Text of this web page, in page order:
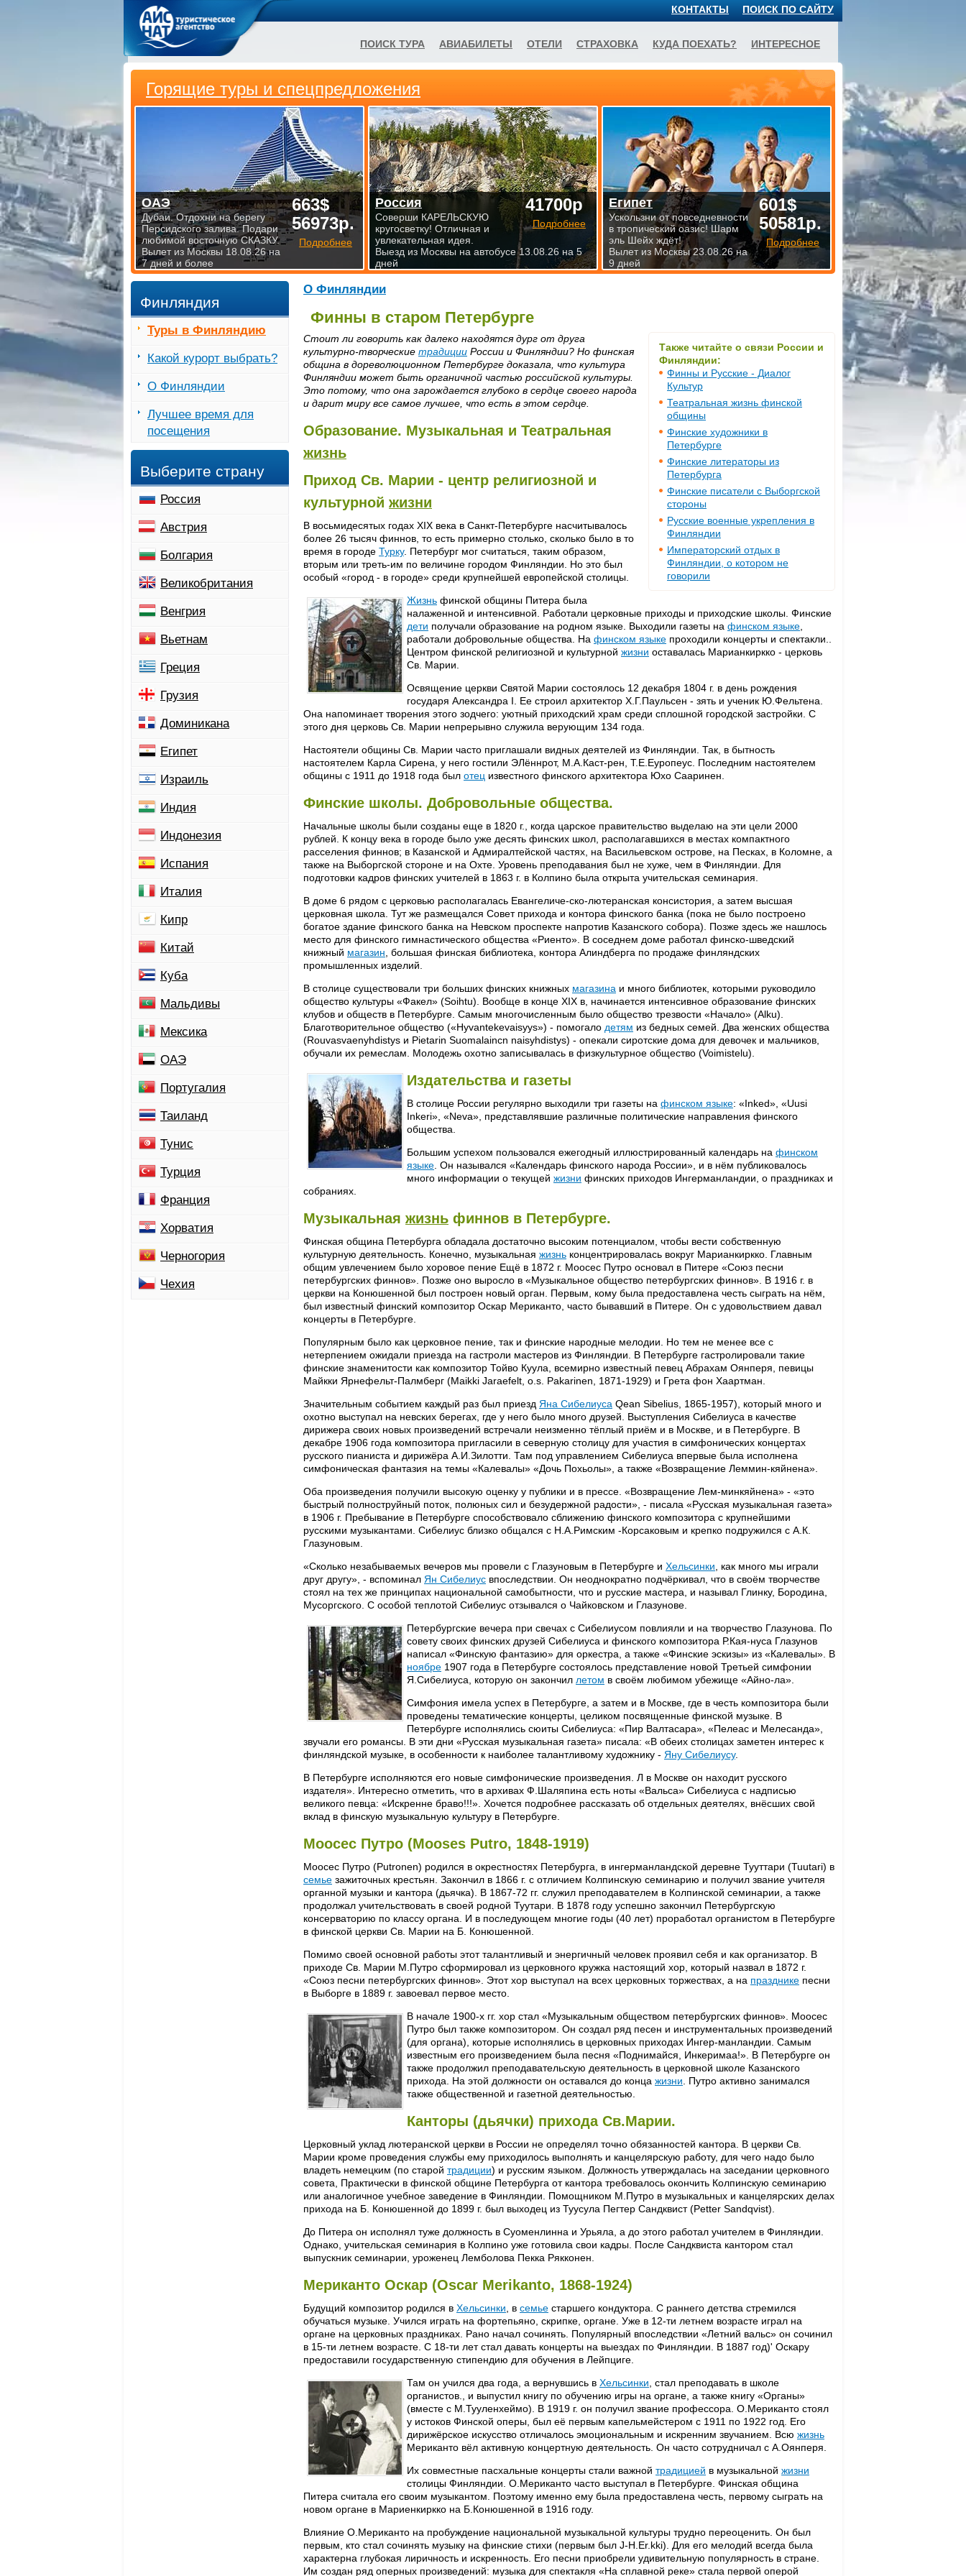
О Финляндии
Финны в старом Петербурге
Также читайте о связи России и
Финляндии:
Финны и Русские - Диалог
Культур
Театральная жизнь финской
общины
Финские художники в
Петербурге
Финские литераторы из
Петербурга
Финские писатели с Выборгской
стороны
Русские военные укрепления в
Финляндии
Императорский отдых в
Финляндии, о котором не
говорили
Стоит ли говорить как далеко находятся дург от друга
культурно-творческие традиции России и Финляндии? Но финская
община в дореволюционном Петербурге доказала, что культура
Финляндии может быть органичной частью российской культуры.
Это потому, что она зарождается глубоко в сердце своего народа
и дарит миру все самое лучшее, что есть в этом сердце.
Образование. Музыкальная и Театральная
жизнь
Приход Св. Марии - центр религиозной и
культурной жизни
В восьмидесятых годах XIX века в Санкт-Петербурге насчитывалось
более 26 тысяч финнов, то есть примерно столько, сколько было в то
время в городе Турку. Петербург мог считаться, таким образом,
вторым или треть-им по величине городом Финляндии. Но это был
особый «город - в городе» среди крупнейшей европейской столицы.
Жизнь финской общины Питера была
налаженной и интенсивной. Работали церковные приходы и приходские школы. Финские
дети получали образование на родном языке. Выходили газеты на финском языке
работали добровольные общества. На финском языке проходили концерты и спектакли..
Центром финской религиозной и культурной жизни оставалась Марианкиркко - церковь
Св. Марии.
Освящение церкви Святой Марии состоялось 12 декабря 1804 г. в день рождения
государя Александра I. Ее строил архитектор Х.Г.Паульсен - зять и ученик Ю.Фельтена.
Она напоминает творения этого зодчего: уютный приходский храм среди сплошной городской застройки. С
этого дня церковь Св. Марии непрерывно служила верующим 134 года.
Настоятели общины Св. Марии часто приглашали видных деятелей из Финляндии. Так, в бытность
настоятелем Карла Сирена, у него гостили ЭЛённрот, М.А.Каст-рен, Т.Е.Еуропеус. Последним настоятелем
общины с 1911 до 1918 года был отец известного финского архитектора Юхо Сааринен.
Финские школы. Добровольные общества.
Начальные школы были созданы еще в 1820 г., когда царское правительство выделаю на эти цели 2000
рублей. К концу века в городе было уже десять финских школ, располагавшихся в местах компактного
расселения финнов; в Казанской и Адмиралтейской частях, на Васильевском острове, на Песках, в Коломне, а
также на Выборгской стороне и на Охте. Уровень преподавания был не хуже, чем в Финляндии. Для
подготовки кадров финских учителей в 1863 г. в Колпино была открыта учительская семинария.
В доме 6 рядом с церковью располагалась Евангеличе-ско-лютеранская консистория, а затем высшая
церковная школа. Тут же размещался Совет прихода и контора финского банка (пока не было построено
богатое здание финского банка на Невском проспекте напротив Казанского собора). Позже здесь же нашлось
место для финского гимнастического общества «Риенто». В соседнем доме работал финско-шведский
книжный магазин , большая финская библиотека, контора Алиндберга по продаже финляндских
промышленных изделий.
В столице существовали три больших финских книжных магазина и много библиотек, которыми руководило
общество культуры «Факел» (Soihtu). Вообще в конце XIX в, начинается интенсивное образование финских
клубов и обществ в Петербурге. Самым многочисленным было общество трезвости «Начало» (Alku).
Благотворительное общество («Hyvantekevaisyys») - помогало детям из бедных семей. Два женских общества
(Rouvasvaenyhdistys и Pietarin Suomalaincn naisyhdistys) - опекали сиротские дома для девочек и мальчиков,
обучали их ремеслам. Молодежь охотно записывалась в физкультурное общество (Voimistelu).
Издательства и газеты
В столице России регулярно выходили три газеты на финском языке: «Inked», «Uusi
Inkeri», «Neva», представлявшие различные политические направления финского
общества.
Большим успехом пользовался ежегодный иллюстрированный календарь на финском
языке . Он назывался «Календарь финского народа России», и в нём публиковалось
много информации о текущей жизни финских приходов Ингерманландии, о праздниках и
собраниях.
Музыкальная жизнь финнов в Петербурге.
Финская община Петербурга обладала достаточно высоким потенциалом, чтобы вести собственную
культурную деятельность. Конечно, музыкальная жизнь концентрировалась вокруг Марианкиркко. Главным
общим увлечением было хоровое пение Ещё в 1872 г. Моосес Путро основал в Питере «Союз песни
петербургских финнов». Позже оно выросло в «Музыкальное общество петербургских финнов». В 1916 г. в
церкви на Конюшенной был построен новый орган. Первым, кому была предоставлена честь сыграть на нём,
был известный финский композитор Оскар Мериканто, часто бывавший в Питере. Он с удовольствием давал
концерты в Петербурге.
Популярным было как церковное пение, так и финские народные мелодии. Но тем не менее все с
нетерпением ожидали приезда на гастроли мастеров из Финляндии. В Петербурге гастролировали такие
финские знаменитости как композитор Тойво Куула, всемирно известный певец Абрахам Оянперя, певицы
Майкки Ярнефельт-Палмберг (Maikki Jaraefelt, o.s. Pakarinen, 1871-1929) и Грета фон Хаартман.
Значительным событием каждый раз был приезд Яна Сибелиуса Qean Sibelius, 1865-1957), который много и
охотно выступал на невских берегах, где у него было много друзей. Выступления Сибелиуса в качестве
дирижера своих новых произведений встречали неизменно тёплый приём и в Москве, и в Петербурге. В
декабре 1906 года композитора пригласили в северную столицу для участия в симфонических концертах
русского пианиста и дирижёра А.И.Зилотти. Там под управлением Сибелиуса впервые была исполнена
симфоническая фантазия на темы «Калевалы» «Дочь Похьолы», а также «Возвращение Леммин-кяйнена».
Оба произведения получили высокую оценку у публики и в прессе. «Возвращение Лем-минкяйнена» - «это
быстрый полноструйный поток, полюных сил и безудержной радости», - писала «Русская музыкальная газета»
в 1906 г. Пребывание в Петербурге способствовало сближению финского композитора с крупнейшими
русскими музыкантами. Сибелиус близко общался с Н.А.Римским -Корсаковым и крепко подружился с А.К.
Глазуновым.
«Сколько незабываемых вечеров мы провели с Глазуновым в Петербурге и Хельсинки , как много мы играли
друг другу», - вспоминал Ян Сибелиус впоследствии. Он неоднократно подчёркивал, что в своём творчестве
стоял на тех же принципах национальной самобытности, что и русские мастера, и называл Глинку, Бородина,
Мусоргского. С особой теплотой Сибелиус отзывался о Чайковском и Глазунове.
Петербургские вечера при свечах с Сибелиусом повлияли и на творчество Глазунова. По
совету своих финских друзей Сибелиуса и финского композитора Р.Кая-нуса Глазунов
написал «Финскую фантазию» для оркестра, а также «Финские эскизы» из «Калевалы». В
ноябре 1907 года в Петербурге состоялось представление новой Третьей симфонии
Я.Сибелиуса, которую он закончил летом в своём любимом убежище «Айно-ла».
Симфония имела успех в Петербурге, а затем и в Москве, где в честь композитора были
проведены тематические концерты, целиком посвященные финской музыке. В
Петербурге исполнялись сюиты Сибелиуса: «Пир Валтасара», «Пелеас и Мелесанда»,
звучали его романсы. В эти дни «Русская музыкальная газета» писала: «В обеих столицах заметен интерес к
финляндской музыке, в особенности к наиболее талантливому художнику - Яну Сибелиусу.
В Петербурге исполняются его новые симфонические произведения. Л в Москве он находит русского
издателя». Интересно отметить, что в архивах Ф.Шаляпина есть ноты «Вальса» Сибелиуса с надписью
великого певца: «Искренне браво!!!». Хочется подробнее рассказать об отдельных деятелях, внёсших свой
вклад в финскую музыкальную культуру в Петербурге.
Моосес Путро (Mooses Putro, 1848-1919)
Моосес Путро (Putronen) родился в окрестностях Петербурга, в ингерманландской деревне Тууттари (Tuutari) в
семье зажиточных крестьян. Закончил в 1866 г. с отличием Колпинскую семинарию и получил звание учителя
органной музыки и кантора (дьячка). В 1867-72 гг. служил преподавателем в Колпинской семинарии, а также
продолжал учительствовать в своей родной Туутари. В 1878 году успешно закончил Петербургскую
консерваторию по классу органа. И в последующем многие годы (40 лет) проработал органистом в Петербурге
в финской церкви Св. Марии на Б. Конюшенной.
Помимо своей основной работы этот талантливый и энергичный человек проявил себя и как организатор. В
приходе Св. Марии М.Путро сформировал из церковного кружка настоящий хор, который назвал в 1872 г.
«Союз песни петербургских финнов». Этот хор выступал на всех церковных торжествах, а на празднике песни
в Выборге в 1889 г. завоевал первое место.
В начале 1900-х гг. хор стал «Музыкальным обществом петербургских финнов». Моосес
Путро был также композитором. Он создал ряд песен и инструментальных произведений
(для органа), которые исполнялись в церковных приходах Ингер-манландии. Самым
известным его произведением была песня «Поднимайся, Инкеримаа!». В Петербурге он
также продолжил преподавательскую деятельность в церковной школе Казанского
прихода. На этой должности он оставался до конца жизни . Путро активно занимался
также общественной и газетной деятельностью.
Канторы (дьячки) прихода Св.Марии.
Церковный уклад лютеранской церкви в России не определял точно обязанностей кантора. В церкви Св.
Марии кроме проведения службы ему приходилось выполнять и канцелярскую работу, для чего надо было
владеть немецким (по старой традиции) и русским языком. Должность утверждалась на заседании церковного
совета, Практически в финской общине Петербурга от кантора требовалось окончить Колпинскую семинарию
или аналогичное учебное заведение в Финляндии. Помощником М.Путро в музыкальных и канцелярских делах
прихода на Б. Конюшенной до 1899 г. был выходец из Туусула Пегтер Сандквист (Petter Sandqvist).
До Питера он исполнял туже должность в Суоменлинна и Урьяла, а до этого работал учителем в Финляндии.
Однако, учительская семинария в Колпино уже готовила свои кадры. После Сандквиста кантором стал
выпускник семинарии, уроженец Лемболова Пекка Рякконен.
Мериканто Оскар (Oscar Merikanto, 1868-1924)
Будущий композитор родился в Хельсинки , в семье старшего кондуктора. С раннего детства стремился
обучаться музыке. Учился играть на фортепьяно, скрипке, органе. Уже в 12-ти летнем возрасте играл на
органе на церковных праздниках. Рано начал сочинять. Популярный впоследствии «Летний вальс» он сочинил
в 15-ти летнем возрасте. С 18-ти лет стал давать концерты на выездах по Финляндии. В 1887 год)' Оскару
предоставили государственную стипендию для обучения в Лейпциге.
Там он учился два года, а вернувшись в Хельсинки , стал преподавать в школе
органистов., и выпустил книгу по обучению игры на органе, а также книгу «Органы»
(вместе с М.Тууленхеймо). В 1919 г. он получил звание профессора. О.Мериканто стоял
у истоков Финской оперы, был её первым капельмейстером с 1911 по 1922 год. Его
дирижёрское искусство отличалось эмоциональным и искренним звучанием. Всю жизнь
Мериканто вёл активную концертную деятельность. Он часто сотрудничал с А.Оянперя.
Их совместные пасхальные концерты стали важной традицией в музыкальной жизни
столицы Финляндии. О.Мериканто часто выступал в Петербурге. Финская община
Питера считала его своим музыкантом. Поэтому именно ему была предоставлена честь, первому сыграть на
новом органе в Мариенкиркко на Б.Конюшенной в 1916 году.
Влияние О.Мериканто на пробуждение национальной музыкальной культуры трудно переоценить. Он был
первым, кто стал сочинять музыку на финские стихи (первым был J-H.Er.kki). Для его мелодий всегда была
характерна глубокая лиричность и искренность. Его песни приобрели удивительную популярность в стране.
Им создан ряд оперных произведений: музыка для спектакля «На сплавной реке» стала первой оперой
Финляндия
Туры в Финляндию
Какой курорт выбрать?
О Финляндии
Лучшее время для
посещения
Выберите страну
Россия
Австрия
Болгария
Великобритания
Венгрия
Вьетнам
Греция
Грузия
Доминикана
Египет
Израиль
Индия
Индонезия
Испания
Италия
Кипр
Китай
Куба
Мальдивы
Мексика
ОАЭ
Португалия
Таиланд
Тунис
Турция
Франция
Хорватия
Черногория
Чехия
Горящие туры и спецпредложения
663$
56973р.
Подробнее
ОАЭ
Дубаи. Отдохни на берегу
Персидского залива. Подари
любимой восточную СКАЗКУ.
Вылет из Москвы 18.08.26 на
7 дней и более
41700р
Подробнее
Россия
Соверши КАРЕЛЬСКУЮ
кругосветку! Отличная и
увлекательная идея.
Выезд из Москвы на автобусе 13.08.26 на 5
дней
601$
50581р.
Подробнее
Египет
Ускользни от повседневности
в тропический оазис! Шарм
эль Шейх ждёт!
Вылет из Москвы 23.08.26 на
9 дней
ПОИСК ПО САЙТУ
КОНТАКТЫ
ПОИСК ТУРА АВИАБИЛЕТЫ ОТЕЛИ СТРАХОВКА КУДА ПОЕХАТЬ? ИНТЕРЕСНОЕ